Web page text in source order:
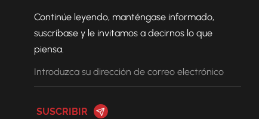
Continúe leyendo, manténgase informado,
suscríbase y le invitamos a decirnos lo que
piensa.